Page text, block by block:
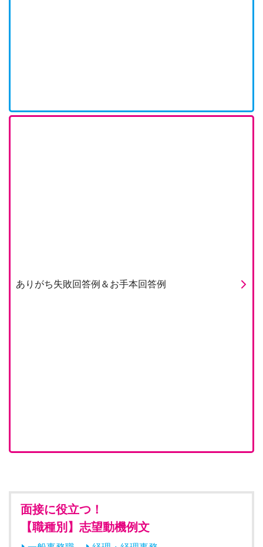
ありがち失敗回答例＆お手本回答例
面接に役立つ！
【職種別】志望動機例文